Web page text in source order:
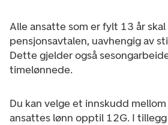
Alle ansatte som er fylt 13 år
pensjonsavtalen, uavhengig av
Dette gjelder også
timelønnede.
Du kan velge et innskudd mellom
ansattes lønn opptil 12G. I